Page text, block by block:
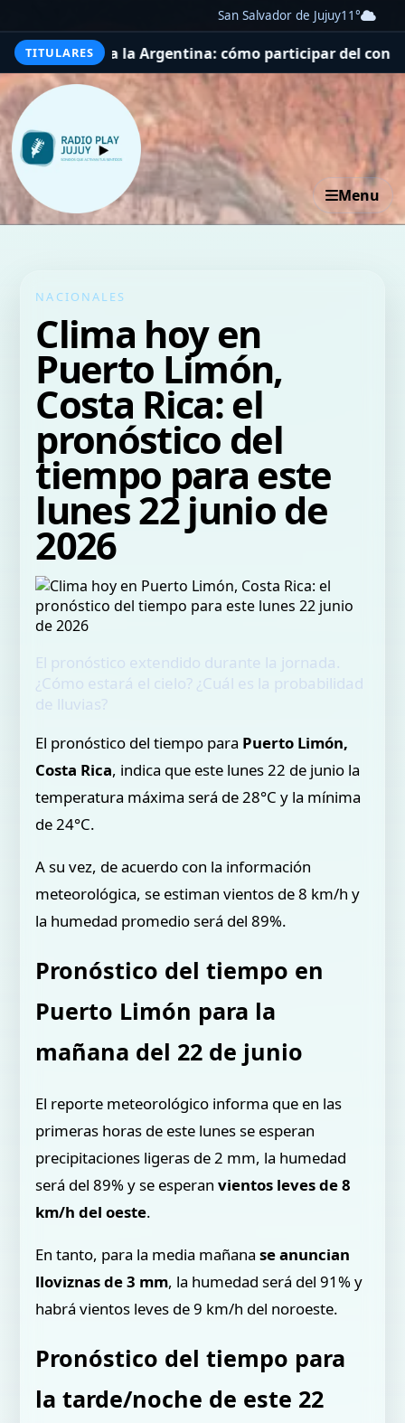
San Salvador de Jujuy11°
TITULARES
a la Argentina: cómo participar del concurso De Plim
Menu
NACIONALES
Clima hoy en
Puerto Limón,
Costa Rica: el
pronóstico del
tiempo para este
lunes 22 junio de
2026
El pronóstico extendido durante la jornada.
¿Cómo estará el cielo? ¿Cuál es la probabilidad
de lluvias?
El pronóstico del tiempo para Puerto Limón,
Costa Rica, indica que este lunes 22 de junio la
temperatura máxima será de 28°C y la mínima
de 24°C.
A su vez, de acuerdo con la información
meteorológica, se estiman vientos de 8 km/h y
la humedad promedio será del 89%.
Pronóstico del tiempo en
Puerto Limón para la
mañana del 22 de junio
El reporte meteorológico informa que en las
primeras horas de este lunes se esperan
precipitaciones ligeras de 2 mm, la humedad
será del 89% y se esperanvientos leves de 8
km/h del oeste.
En tanto, para la media mañanase anuncian
lloviznas de 3 mm, la humedad será del 91% y
habrá vientos leves de 9 km/h del noroeste.
Pronóstico del tiempo para
la tarde/noche de este 22